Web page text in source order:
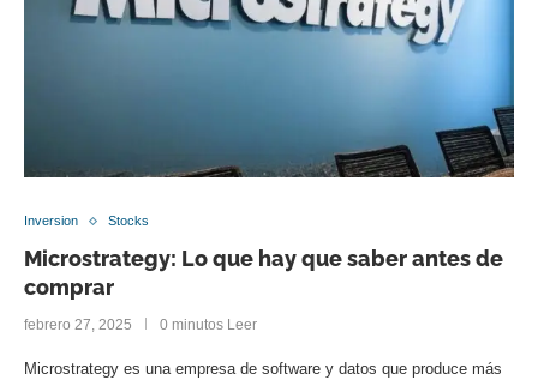
Inversion Stocks
Microstrategy: Lo que hay que saber antes de
comprar
febrero 27, 2025 0 minutos Leer
Microstrategy es una empresa de software y datos que produce más